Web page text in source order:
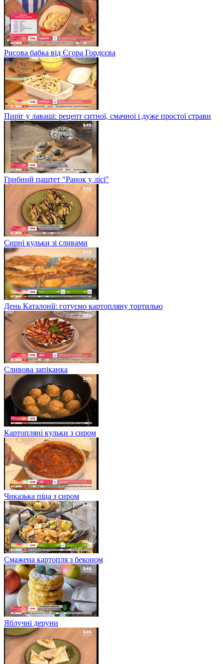
Рисова бабка від Єгора Гордєєва
Пиріг у лаваші: рецепт ситної, смачної і дуже простої страви
Грибний паштет "Ранок у лісі"
Сирні кульки зі сливами
День Каталонії: готуємо картопляну тортилью
Сливова запіканка
Картопляні кульки з сиром
Чиказька піца з сиром
Смажена картопля з беконом
Яблучні деруни